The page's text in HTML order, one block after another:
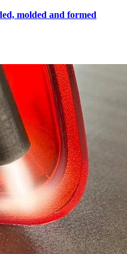
molded and formed